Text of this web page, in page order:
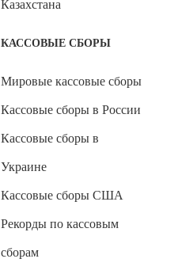
Казахстана
КАССОВЫЕ СБОРЫ
Мировые кассовые сборы
Кассовые сборы в России
Кассовые сборы в
Украине
Кассовые сборы США
Рекорды по кассовым
сборам